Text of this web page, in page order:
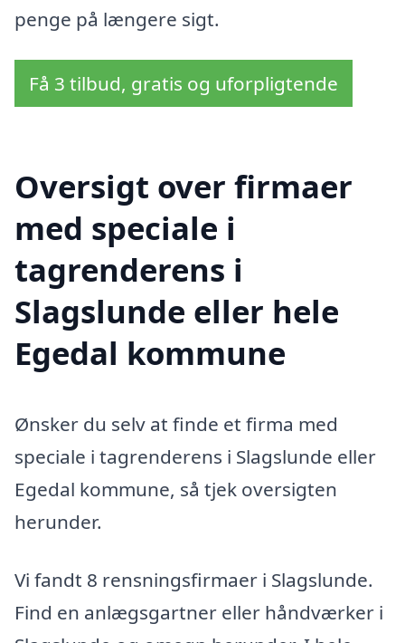
penge på længere sigt.
Få 3 tilbud, gratis og uforpligtende
Oversigt over firmaer
med speciale i
tagrenderens i
Slagslunde eller hele
Egedal kommune
Ønsker du selv at finde et firma med
speciale i tagrenderens i Slagslunde eller
Egedal kommune, så tjek oversigten
herunder.
Vi fandt 8 rensningsfirmaer i Slagslunde.
Find en anlægsgartner eller håndværker i